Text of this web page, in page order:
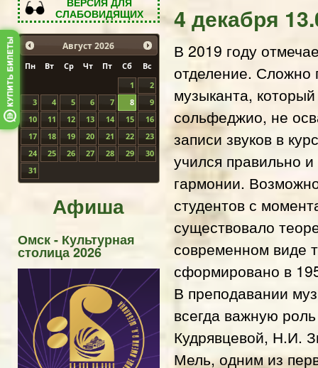
ВЕРСИЯ ДЛЯ
СЛАБОВИДЯЩИХ
Август 2026
Пн Вт Ср Чт Пт Сб
Вс
1
2
3
4 5 6 7 8
9
10
11 12 13 14 15
16
17
18 19 20 21 22
23
24
25 26 27 28 29
30
31
Афиша
Омск - Культурная
столица 2026
4 декабря
В 2019 году
отделение. Сложно
музыканта,
сольфеджио, не
записи звуков в
учился правильно
гармонии.
студентов с
существовало
современном виде
сформировано в
В преподавании
всегда важную
Кудрявцевой, Н.И.
Мель, одним из